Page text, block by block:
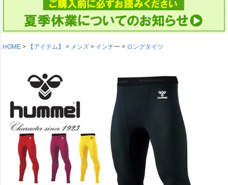
HOME 【アイテム】 メンズ インナー ロングタイツ